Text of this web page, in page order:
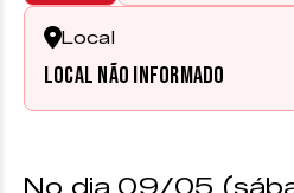
Local
Local não informado
No dia 09/05